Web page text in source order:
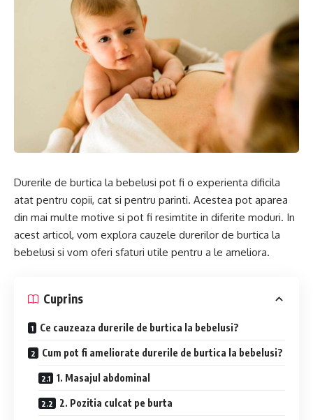
Durerile de burtica la bebelusi pot fi o experienta dificila
atat pentru copii, cat si pentru parinti. Acestea pot aparea
din mai multe motive si pot fi resimtite in diferite moduri. In
acest articol, vom explora cauzele durerilor de burtica la
bebelusi si vom oferi sfaturi utile pentru a le ameliora.
Cuprins
Ce cauzeaza durerile de burtica la bebelusi?
Cum pot fi ameliorate durerile de burtica la bebelusi?
1. Masajul abdominal
2. Pozitia culcat pe burta